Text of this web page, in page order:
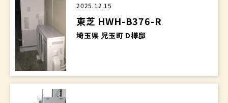
2025.12.15
東芝 HWH-B376-R
埼玉県 児玉町 D様邸